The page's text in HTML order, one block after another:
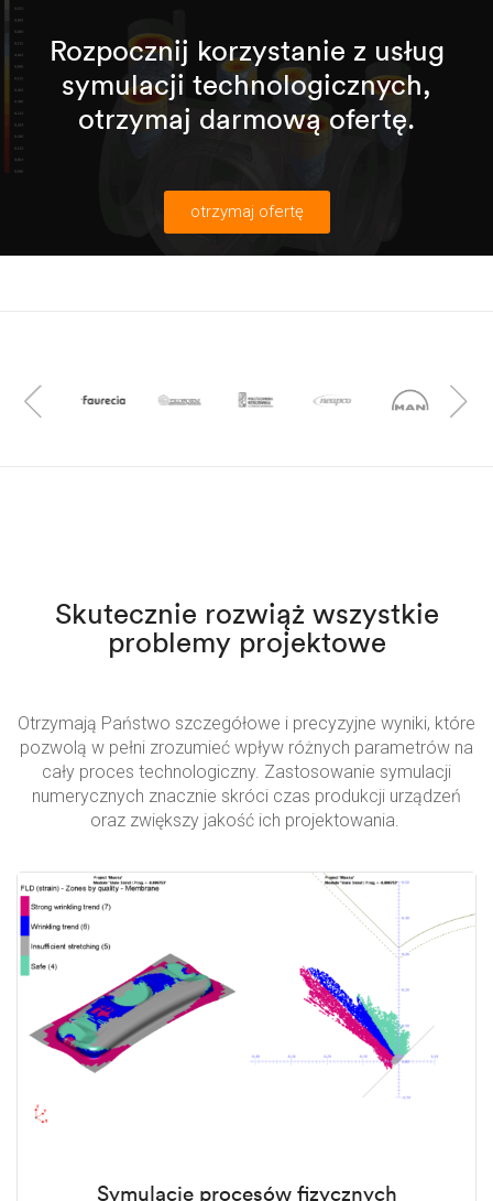
Rozpocznij korzystanie z usług
symulacji technologicznych,
otrzymaj darmową ofertę.
otrzymaj ofertę
Skutecznie rozwiąż wszystkie
problemy projektowe
Otrzymają Państwo szczegółowe i precyzyjne wyniki, które
pozwolą w pełni zrozumieć wpływ różnych parametrów na
cały proces technologiczny. Zastosowanie symulacji
numerycznych znacznie skróci czas produkcji urządzeń
oraz zwiększy jakość ich projektowania. ​
Symulacje procesów fizycznych